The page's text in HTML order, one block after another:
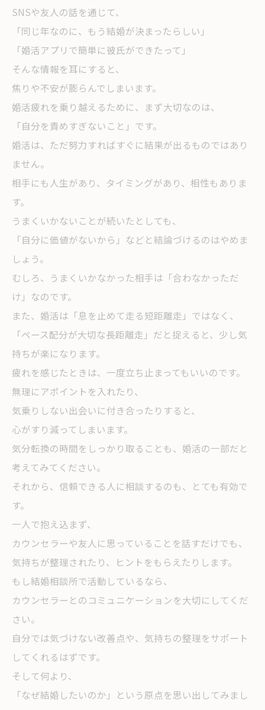
SNSや友人の話を通じて、
「同じ年なのに、もう結婚が決まったらしい」
「婚活アプリで簡単に彼氏ができたって」
そんな情報を耳にすると、
焦りや不安が膨らんでしまいます。
婚活疲れを乗り越えるために、まず大切なのは、
「自分を責めすぎないこと」です。
婚活は、ただ努力すればすぐに結果が出るものではあり
ません。
相手にも人生があり、タイミングがあり、相性もありま
す。
うまくいかないことが続いたとしても、
「自分に価値がないから」などと結論づけるのはやめま
しょう。
むしろ、うまくいかなかった相手は「合わなかっただ
け」なのです。
また、婚活は「息を止めて走る短距離走」ではなく、
「ペース配分が大切な長距離走」だと捉えると、少し気
持ちが楽になります。
疲れを感じたときは、一度立ち止まってもいいのです。
無理にアポイントを入れたり、
気乗りしない出会いに付き合ったりすると、
心がすり減ってしまいます。
気分転換の時間をしっかり取ることも、婚活の一部だと
考えてみてください。
それから、信頼できる人に相談するのも、とても有効で
す。
一人で抱え込まず、
カウンセラーや友人に思っていることを話すだけでも、
気持ちが整理されたり、ヒントをもらえたりします。
もし結婚相談所で活動しているなら、
カウンセラーとのコミュニケーションを大切にしてくだ
さい。
自分では気づけない改善点や、気持ちの整理をサポート
してくれるはずです。
そして何より、
「なぜ結婚したいのか」という原点を思い出してみまし